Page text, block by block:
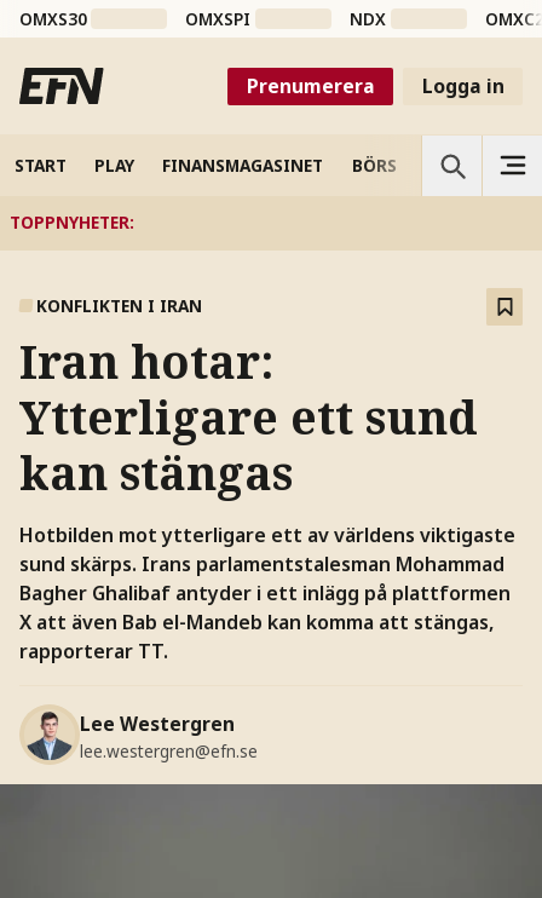
OMXS30 OMXSPI NDX
Prenumerera Logga in
START PLAY FINANSMAGASINET BÖRS VETENSKAP
TOPPNYHETER:
KONFLIKTEN I IRAN
Iran hotar:
Ytterligare ett sund
kan stängas
Hotbilden mot ytterligare ett av världens viktigaste
sund skärps. Irans parlamentstalesman Mohammad
Bagher Ghalibaf antyder i ett inlägg på plattformen
X att även Bab el-Mandeb kan komma att stängas,
rapporterar TT.
Lee Westergren
lee.westergren@efn.se